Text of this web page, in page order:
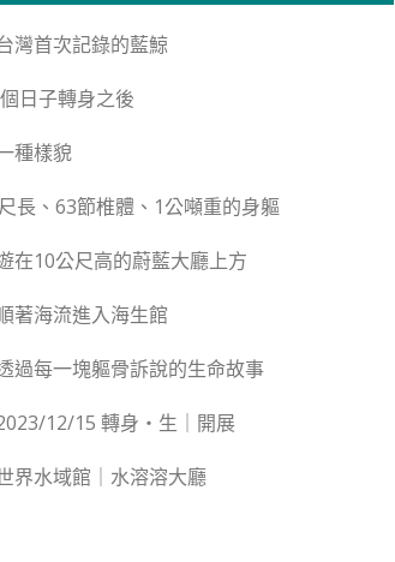
灣首次記錄的藍鯨
日子轉身之後
種樣貌
長、63節椎體、1公噸重的身軀
在10公尺高的蔚藍大廳上方
著海流進入海生館
過每一塊軀骨訴說的生命故事
12/15 轉身‧生｜開展
界水域館｜水溶溶大廳